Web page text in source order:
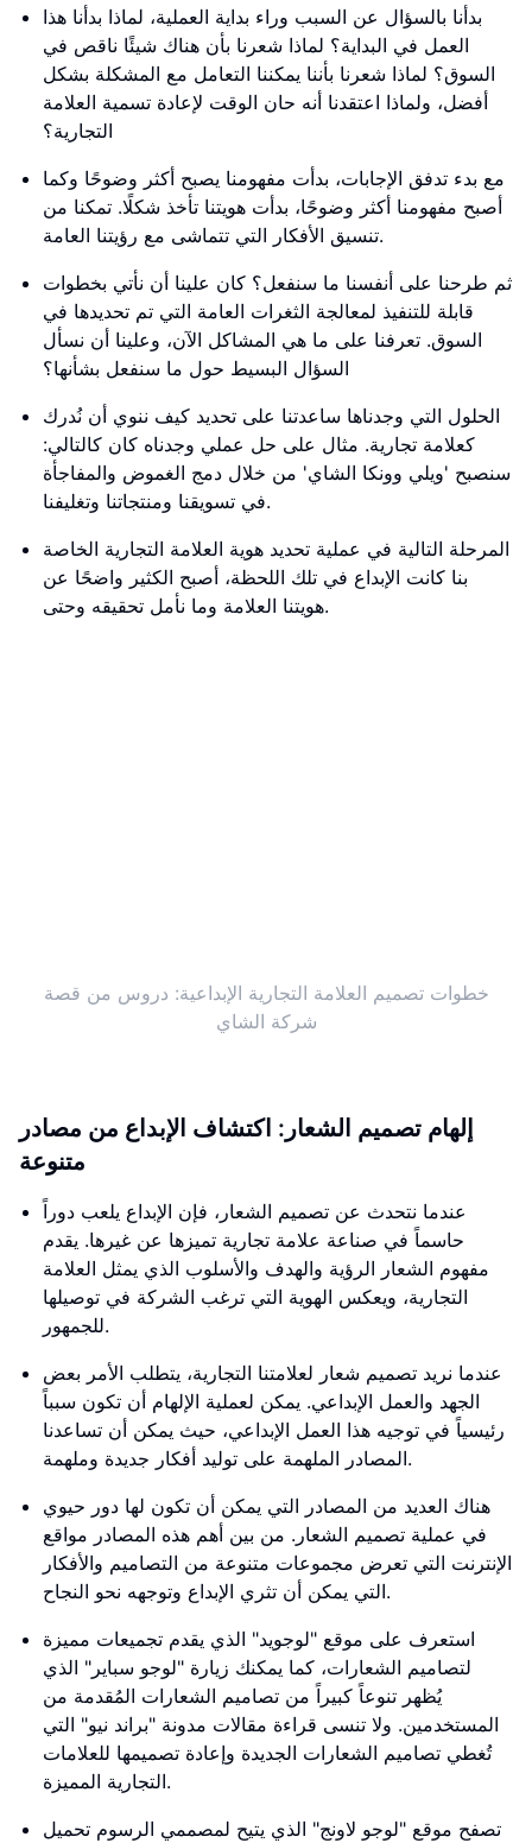
بدأنا بالسؤال عن السبب وراء بداية العملية، لماذا بدأنا هذا
العمل في البداية؟ لماذا شعرنا بأن هناك شيئًا ناقص في
السوق؟ لماذا شعرنا بأننا يمكننا التعامل مع المشكلة بشكل
أفضل، ولماذا اعتقدنا أنه حان الوقت لإعادة تسمية العلامة
التجارية؟
مع بدء تدفق الإجابات، بدأت مفهومنا يصبح أكثر وضوحًا وكما
أصبح مفهومنا أكثر وضوحًا، بدأت هويتنا تأخذ شكلًا. تمكنا من
تنسيق الأفكار التي تتماشى مع رؤيتنا العامة.
ثم طرحنا على أنفسنا ما سنفعل؟ كان علينا أن نأتي بخطوات
قابلة للتنفيذ لمعالجة الثغرات العامة التي تم تحديدها في
السوق. تعرفنا على ما هي المشاكل الآن، وعلينا أن نسأل
السؤال البسيط حول ما سنفعل بشأنها؟
الحلول التي وجدناها ساعدتنا على تحديد كيف ننوي أن نُدرك
كعلامة تجارية. مثال على حل عملي وجدناه كان كالتالي:
سنصبح 'ويلي وونكا الشاي' من خلال دمج الغموض والمفاجأة
في تسويقنا ومنتجاتنا وتغليفنا.
المرحلة التالية في عملية تحديد هوية العلامة التجارية الخاصة
بنا كانت الإبداع في تلك اللحظة، أصبح الكثير واضحًا عن
هويتنا العلامة وما نأمل تحقيقه وحتى.
خطوات تصميم العلامة التجارية الإبداعية: دروس من قصة
شركة الشاي
إلهام تصميم الشعار: اكتشاف الإبداع من مصادر
متنوعة
عندما نتحدث عن تصميم الشعار، فإن الإبداع يلعب دوراً
حاسماً في صناعة علامة تجارية تميزها عن غيرها. يقدم
مفهوم الشعار الرؤية والهدف والأسلوب الذي يمثل العلامة
التجارية، ويعكس الهوية التي ترغب الشركة في توصيلها
للجمهور.
عندما نريد تصميم شعار لعلامتنا التجارية، يتطلب الأمر بعض
الجهد والعمل الإبداعي. يمكن لعملية الإلهام أن تكون سبباً
رئيسياً في توجيه هذا العمل الإبداعي، حيث يمكن أن تساعدنا
المصادر الملهمة على توليد أفكار جديدة وملهمة.
هناك العديد من المصادر التي يمكن أن تكون لها دور حيوي
في عملية تصميم الشعار. من بين أهم هذه المصادر مواقع
الإنترنت التي تعرض مجموعات متنوعة من التصاميم والأفكار
التي يمكن أن تثري الإبداع وتوجهه نحو النجاح.
استعرف على موقع "لوجويد" الذي يقدم تجميعات مميزة
لتصاميم الشعارات، كما يمكنك زيارة "لوجو سباير" الذي
يُظهر تنوعاً كبيراً من تصاميم الشعارات المُقدمة من
المستخدمين. ولا تنسى قراءة مقالات مدونة "براند نيو" التي
تُغطي تصاميم الشعارات الجديدة وإعادة تصميمها للعلامات
التجارية المميزة.
تصفح موقع "لوجو لاونج" الذي يتيح لمصممي الرسوم تحميل